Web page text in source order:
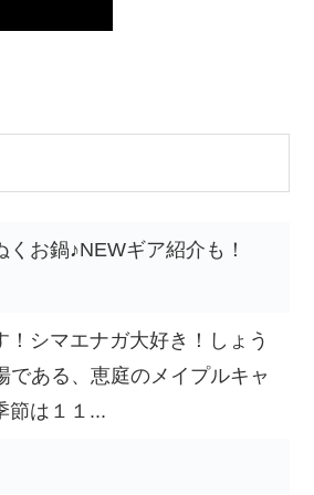
お鍋♪NEWギア紹介も！
シマエナガ大好き！しょう
である、恵庭のメイプルキャ
節は１１...